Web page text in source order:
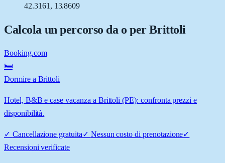
42.3161, 13.8609
Calcola un percorso da o perBrittoli
Booking.com
🛏️
Dormire a Brittoli
Hotel, B&B e case vacanza a Brittoli (PE): confronta prezzi e
disponibilità.
✓ Cancellazione gratuita✓ Nessun costo di prenotazione✓
Recensioni verificate